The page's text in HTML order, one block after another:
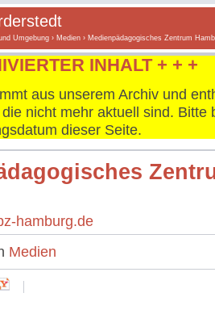
Umgebung › Medien › Medienpädagogisches Zentrum
INHALT + + +
aus unserem Archiv und
nicht mehr aktuell sind. Bitte
dieser Seite.
hamburg.de
Medien